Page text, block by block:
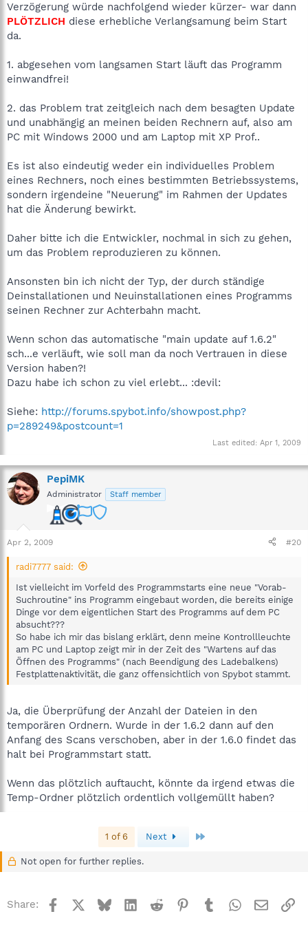
Verzögerung würde nachfolgend wieder kürzer- war dann
PLÖTZLICH diese erhebliche Verlangsamung beim Start
da.
1. abgesehen vom langsamen Start läuft das Programm
einwandfrei!
2. das Problem trat zeitgleich nach dem besagten Update
und unabhängig an meinen beiden Rechnern auf, also am
PC mit Windows 2000 und am Laptop mit XP Prof..
Es ist also eindeutig weder ein individuelles Problem
eines Rechners, noch eines bestimmten Betriebssystems,
sondern irgendeine "Neuerung" im Rahmen der Updates
hat die Änderung bewirkt.
Daher bitte ich die Entwickler, nochmal in sich zu gehen,
um das Problem reproduzieren zu können.
Ansonsten bin ich nicht der Typ, der durch ständige
Deinstallationen und Neuinstallationen eines Programms
seinen Rechner zur Achterbahn macht.
Wenn schon das automatische "main update auf 1.6.2"
sch...e verläuft, wie soll man da noch Vertrauen in diese
Version haben?!
Dazu habe ich schon zu viel erlebt... :devil:
Siehe: http://forums.spybot.info/showpost.php?
p=289249&postcount=1
Last edited: Apr 1, 2009
PepiMK
Administrator Staff member
Apr 2, 2009 #20
radi7777 said:
Ist vielleicht im Vorfeld des Programmstarts eine neue "Vorab-
Suchroutine" ins Programm eingebaut worden, die bereits einige
Dinge vor dem eigentlichen Start des Programms auf dem PC
absucht???
So habe ich mir das bislang erklärt, denn meine Kontrollleuchte
am PC und Laptop zeigt mir in der Zeit des "Wartens auf das
Öffnen des Programms" (nach Beendigung des Ladebalkens)
Festplattenaktivität, die ganz offensichtlich von Spybot stammt.
Ja, die Überprüfung der Anzahl der Dateien in den
temporären Ordnern. Wurde in der 1.6.2 dann auf den
Anfang des Scans verschoben, aber in der 1.6.0 findet das
halt bei Programmstart statt.
Wenn das plötzlich auftaucht, könnte da irgend etwas die
Temp-Ordner plötzlich ordentlich vollgemüllt haben?
1 of 6 Next
Not open for further replies.
Share: Facebook BlueskyLinkedInReddit Pinterest
TumblrWhatsApp
Email